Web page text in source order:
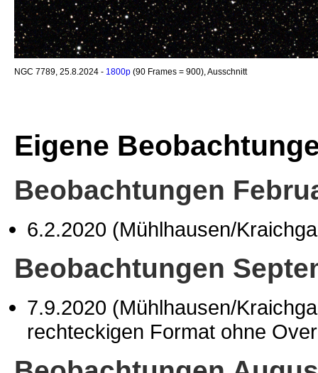
NGC 7789, 25.8.2024 - 1800p (90 Frames = 900), Ausschnitt
Eigene
Beobachtungen
6.2.2020 (Mühlhausen/
Beobachtungen
7.9.2020 (Mühlhausen/
rechteckigen Format ohne